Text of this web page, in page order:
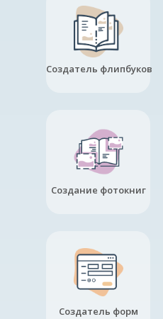
Создатель флипбуков
Создание фотокниг
Создатель форм